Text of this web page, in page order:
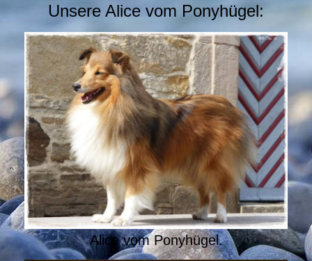
Unsere Alice vom Ponyhügel:
Alice vom Ponyhügel.